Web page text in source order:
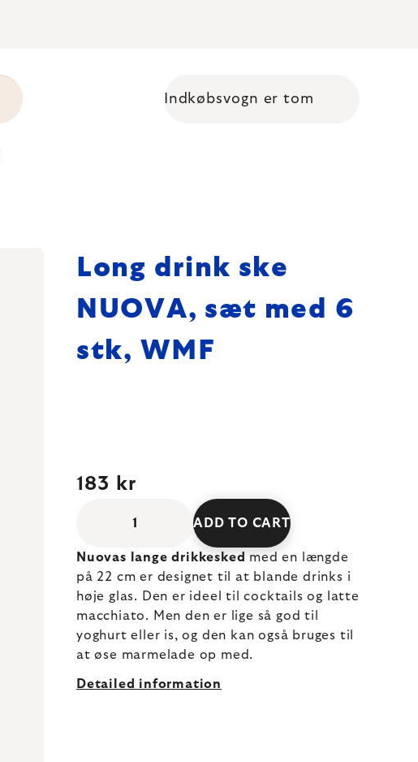
Shopping cart
Indkøbsvogn er tom
Long drink ske
NUOVA, sæt med 6
stk, WMF
183 kr
ADD TO CART
Nuovas lange drikkesked med en længde
på 22 cm er designet til at blande drinks i
høje glas. Den er ideel til cocktails og latte
macchiato. Men den er lige så god til
yoghurt eller is, og den kan også bruges til
at øse marmelade op med.
Detailed information